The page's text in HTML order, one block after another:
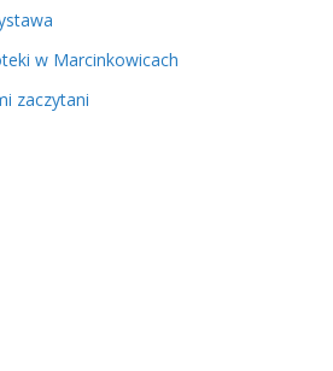
w Marcinkowicach
zaczytani